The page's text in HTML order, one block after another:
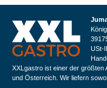
USt-
XXLgastro ist einer der größten
und Österreich. Wir liefern